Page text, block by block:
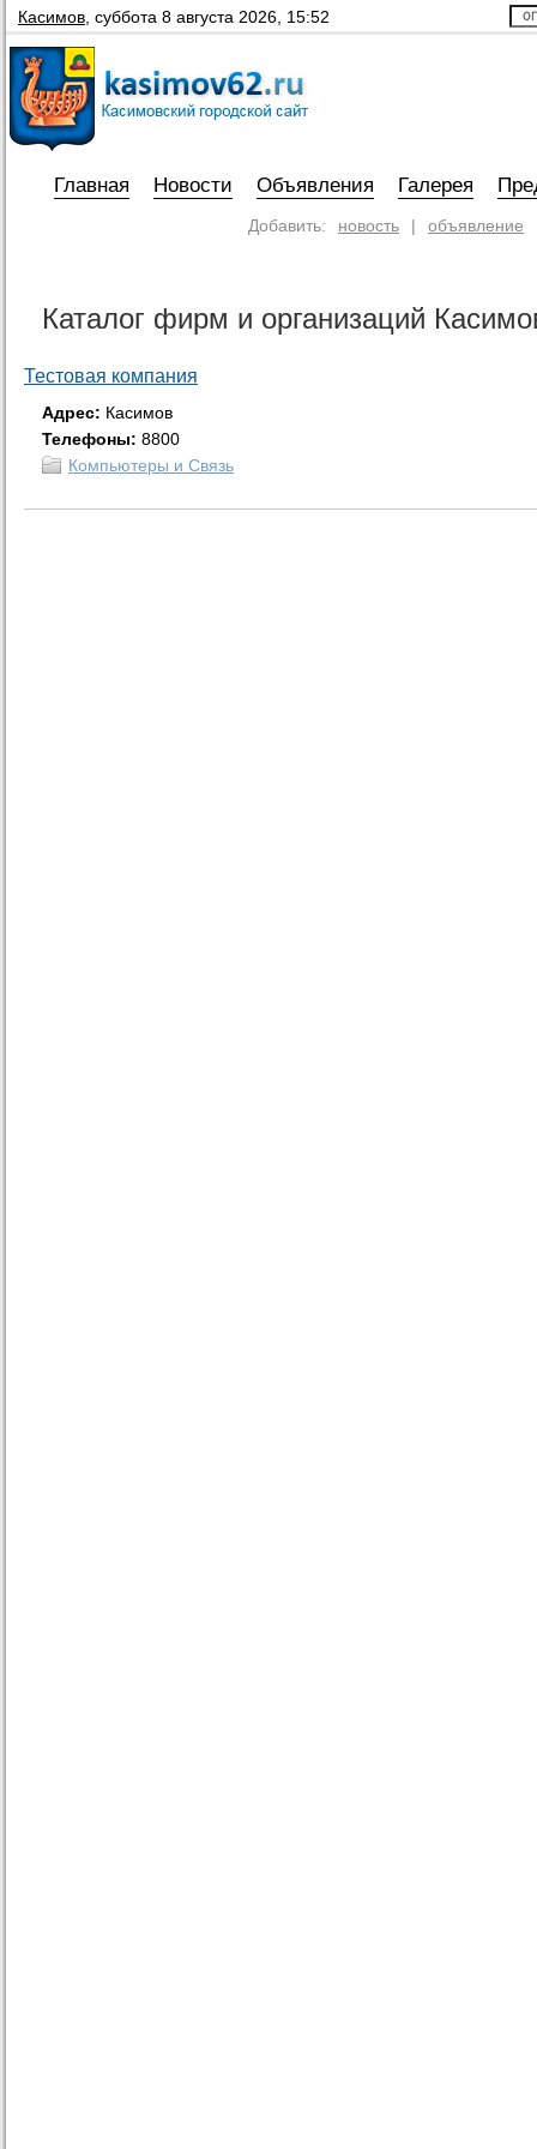
Касимов суббота 8 августа 2026, 15:52
Главная Новости Объявления Галерея
Добавить: новость | объявление
Каталог фирм и организаций
Тестовая компания
Адрес: Касимов
Телефоны: 8800
Компьютеры и Связь